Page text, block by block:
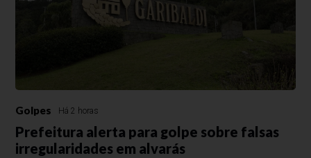
Golpes Há 2 horas
Prefeitura alerta para golpe sobre falsas
irregularidades em alvarás